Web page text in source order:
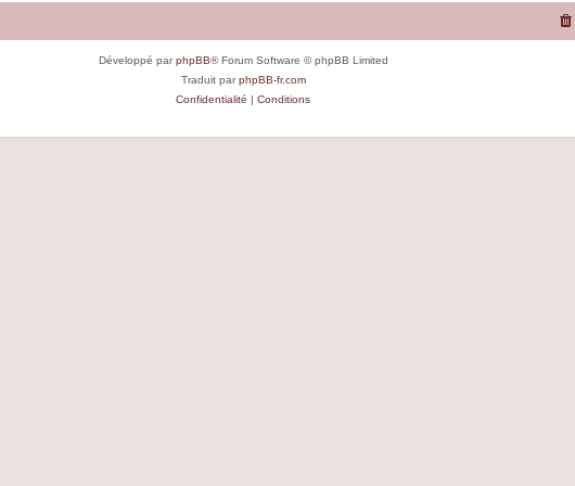
Développé parphpBB® Forum Software © phpBB Limited
Traduit parphpBB-fr.com
Confidentialité | Conditions